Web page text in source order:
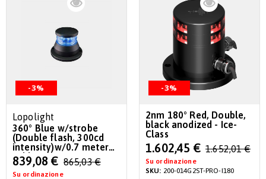
-3%
Lopolight
360° Blue w/strobe
(Double flash, 300cd
intensity)w/0.7 meter
cable
Special
Price
839,08 € 865,03 €
Su ordinazione
-3%
2nm 180° Red, Double,
black anodized - Ice-
Class
Special
Price
1.602,45 € 1.652,01 €
Su ordinazione
SKU: 200-014G2ST-PRO-I180